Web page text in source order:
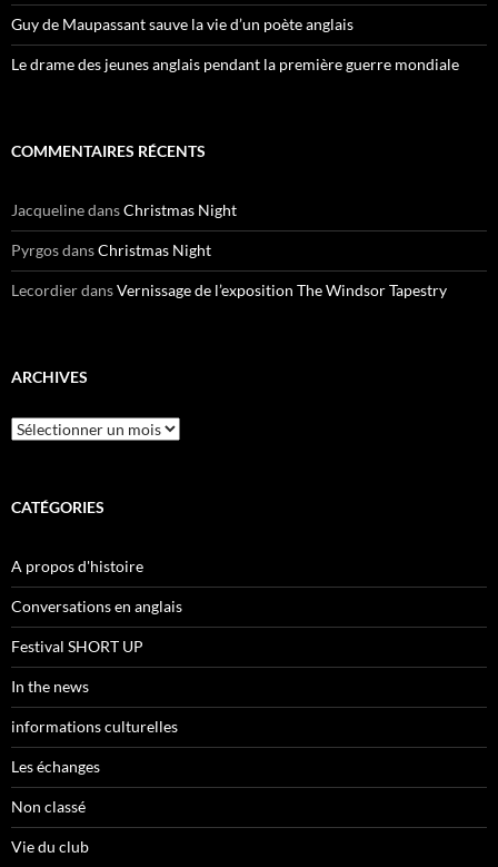
Guy de Maupassant sauve la vie d’un poète anglais
Le drame des jeunes anglais pendant la première guerre mondiale
COMMENTAIRES RÉCENTS
JacquelinedansChristmas Night
PyrgosdansChristmas Night
LecordierdansVernissage de l’exposition The Windsor Tapestry
ARCHIVES
Archives
CATÉGORIES
A propos d'histoire
Conversations en anglais
Festival SHORT UP
In the news
informations culturelles
Les échanges
Non classé
Vie du club